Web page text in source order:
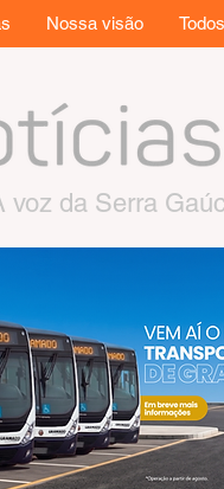
Nossa visão
voz da Serra